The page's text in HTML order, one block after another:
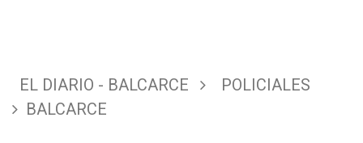
EL DIARIO - BALCARCE
POLICIALES
BALCARCE